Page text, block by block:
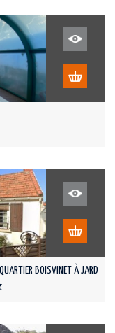
BOISVINET À JARD SUR